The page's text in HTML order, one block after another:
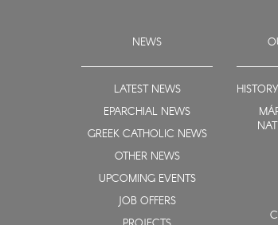
NEWS
LATEST NEWS
EPARCHIAL NEWS
GREEK CATHOLIC NEWS
OTHER NEWS
UPCOMING EVENTS
JOB OFFERS